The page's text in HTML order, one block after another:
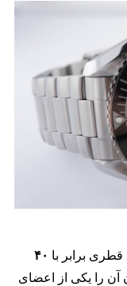
قطری برابر با ۴۰
را یکی از اعضای